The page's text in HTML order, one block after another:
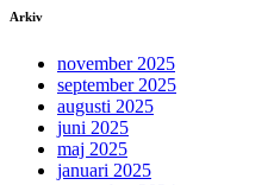
Arkiv
november 2025
september 2025
augusti 2025
juni 2025
maj 2025
januari 2025